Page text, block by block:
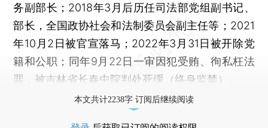
务副部长；2018年3月后历任司法部党组副书记、
部长，全国政协社会和法制委员会副主任等；2021
年10月2日被官宣落马；2022年3月31日被开除党
籍和公职；同年9月22日一审因犯受贿、徇私枉法
罪，被吉林省长春中院判处死缓（终身监禁）。
本文共计2238字 订阅后继续阅读